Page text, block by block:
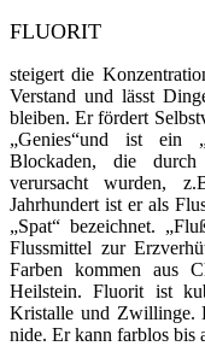
FLUORIT
steigert die
Verstand und lässt
bleiben. Er fördert
„Genies“und ist ein
Blockaden, die durch
verursacht wurden,
Jahrhundert ist er als
„Spat“ bezeichnet.
Flussmittel zur
Farben kommen aus
Heilstein. Fluorit ist
Kristalle und Zwillinge.
nide. Er kann farblos bis